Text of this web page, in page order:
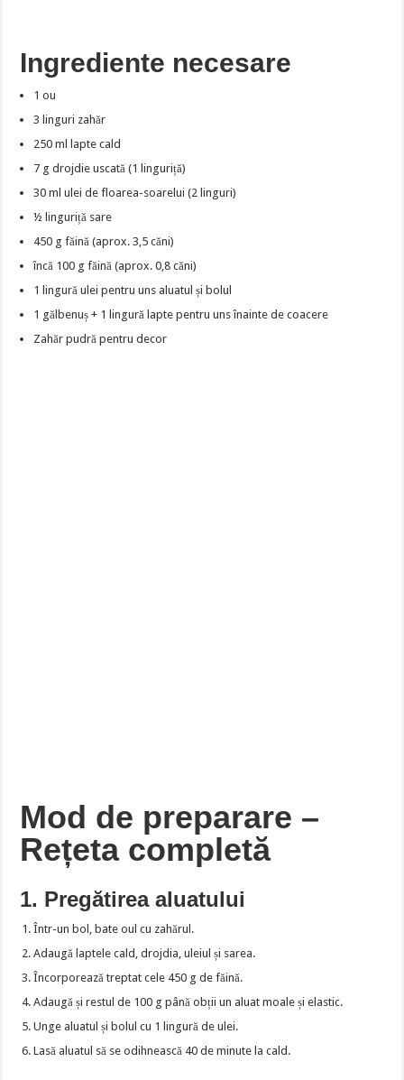
Ingrediente necesare
1 ou
3 linguri zahăr
250 ml lapte cald
7 g drojdie uscată (1 linguriță)
30 ml ulei de floarea-soarelui (2 linguri)
½ linguriță sare
450 g făină (aprox. 3,5 căni)
încă 100 g făină (aprox. 0,8 căni)
1 lingură ulei pentru uns aluatul și bolul
1 gălbenuș + 1 lingură lapte pentru uns înainte de coacere
Zahăr pudră pentru decor
Mod de preparare –
Rețeta completă
1. Pregătirea aluatului
Într-un bol, bate oul cu zahărul.
Adaugă laptele cald, drojdia, uleiul și sarea.
Încorporează treptat cele 450 g de făină.
Adaugă și restul de 100 g până obții un aluat moale și elastic.
Unge aluatul și bolul cu 1 lingură de ulei.
Lasă aluatul să se odihnească 40 de minute la cald.